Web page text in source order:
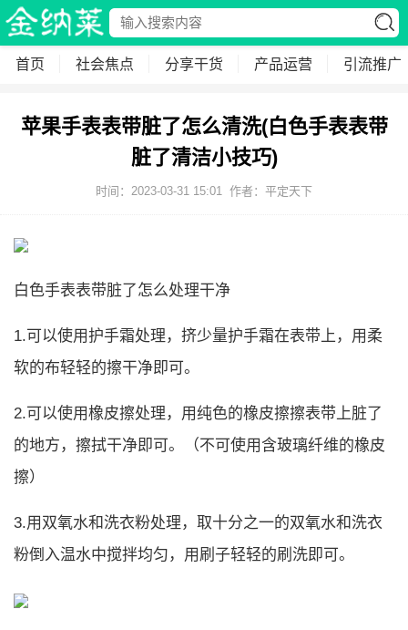
首页 社会焦点 分享干货 产品运营 引流推广
苹果手表表带脏了怎么清洗(白色手表表带
脏了清洁小技巧)
时间：2023-03-31 15:01 作者：平定天下
白色手表表带脏了怎么处理干净
1.可以使用护手霜处理，挤少量护手霜在表带上，用柔
软的布轻轻的擦干净即可。
2.可以使用橡皮擦处理，用纯色的橡皮擦擦表带上脏了
的地方，擦拭干净即可。（不可使用含玻璃纤维的橡皮
擦）
3.用双氧水和洗衣粉处理，取十分之一的双氧水和洗衣
粉倒入温水中搅拌均匀，用刷子轻轻的刷洗即可。